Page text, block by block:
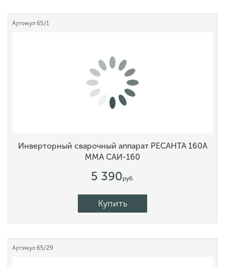
Артикул 65/1
Инверторный сварочный аппарат РЕСАНТА 160А
MMA САИ-160
5 390руб.
Купить
Артикул 65/29